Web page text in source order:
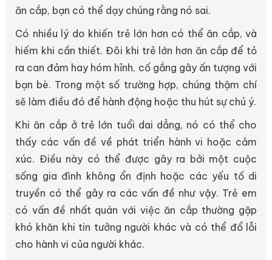
ăn cắp, bạn có thể dạy chúng rằng nó sai.
Có nhiều lý do khiến trẻ lớn hơn có thể ăn cắp, và
hiếm khi cần thiết. Đôi khi trẻ lớn hơn ăn cắp để tỏ
ra can đảm hay hóm hỉnh, cố gắng gây ấn tượng với
bạn bè. Trong một số trường hợp, chúng thậm chí
sẽ làm điều đó để hành động hoặc thu hút sự chú ý.
Khi ăn cắp ở trẻ lớn tuổi dai dẳng, nó có thể cho
thấy các vấn đề về phát triển hành vi hoặc cảm
xúc. Điều này có thể được gây ra bởi một cuộc
sống gia đình không ổn định hoặc các yếu tố di
truyền có thể gây ra các vấn đề như vậy. Trẻ em
có vấn đề nhất quán với việc ăn cắp thường gặp
khó khăn khi tin tưởng người khác và có thể đổ lỗi
cho hành vi của người khác.